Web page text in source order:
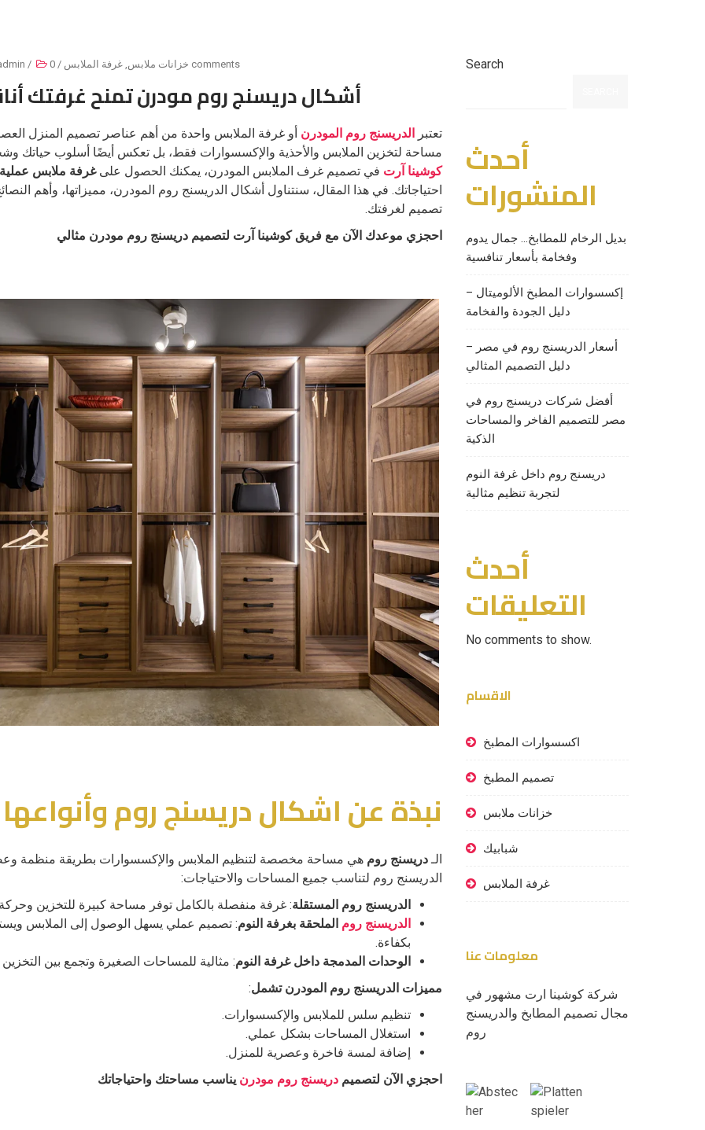
/ خزانات ملابس, غرفة الملابس / 0 comments
أشكال دريسنج روم مودرن تمنح غرفتك
تعتبرالدريسنج روم المودرن أو غرفة الملابس واحدة من أهم عناصر تصميم المنزل
مساحة لتخزين الملابس والأحذية والإكسسوارات فقط، بل تعكس أيضًا أسلوب حياتك
كوشينا آرت في تصميم غرف الملابس المودرن، يمكنك الحصول علىغرفة ملابس عملية
احتياجاتك. في هذا المقال، سنتناول أشكال الدريسنج روم المودرن، مميزاتها، وأهم
تصميم لغرفتك.
احجزي موعدك الآن مع فريق كوشينا آرت لتصميم دريسنج روم مودرن مثالي
نبذة عن اشكال دريسنج روم وأنواعها
الـدريسنج روم هي مساحة مخصصة لتنظيم الملابس والإكسسوارات بطريقة منظمة
الدريسنج روم لتناسب جميع المساحات والاحتياجات:
الدريسنج روم المستقلة: غرفة منفصلة بالكامل توفر مساحة كبيرة للتخزين
الدريسنج روم الملحقة بغرفة النوم: تصميم عملي يسهل الوصول إلى الملابس
بكفاءة.
الوحدات المدمجة داخل غرفة النوم: مثالية للمساحات الصغيرة وتجمع بين التخزين
مميزات الدريسنج روم المودرن تشمل:
تنظيم سلس للملابس والإكسسوارات.
استغلال المساحات بشكل عملي.
إضافة لمسة فاخرة وعصرية للمنزل.
احجزي الآن لتصميم دريسنج روم مودرن يناسب مساحتك واحتياجاتك
Search
أحدث
المنشورات
بديل الرخام للمطابخ… جمال يدوم
وفخامة بأسعار تنافسية
إكسسوارات المطبخ الألوميتال –
دليل الجودة والفخامة
أسعار الدريسنج روم في مصر –
دليل التصميم المثالي
أفضل شركات دريسنج روم في
مصر للتصميم الفاخر والمساحات
الذكية
دريسنج روم داخل غرفة النوم
لتجربة تنظيم مثالية
أحدث
التعليقات
No comments to show.
الاقسام
اكسسوارات المطبخ
تصميم المطبخ
خزانات ملابس
شبابيك
غرفة الملابس
معلومات عنا
شركة كوشينا ارت مشهور في
مجال تصميم المطابخ والدريسنج
روم